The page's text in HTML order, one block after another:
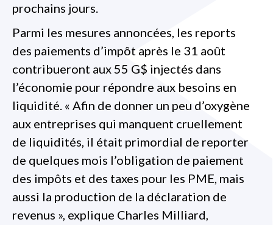
prochains jours.
Parmi les mesures annoncées, les reports
des paiements d’impôt après le 31 août
contribueront aux 55 G$ injectés dans
l’économie pour répondre aux besoins en
liquidité. « Afin de donner un peu d’oxygène
aux entreprises qui manquent cruellement
de liquidités, il était primordial de reporter
de quelques mois l’obligation de paiement
des impôts et des taxes pour les PME, mais
aussi la production de la déclaration de
revenus », explique Charles Milliard,